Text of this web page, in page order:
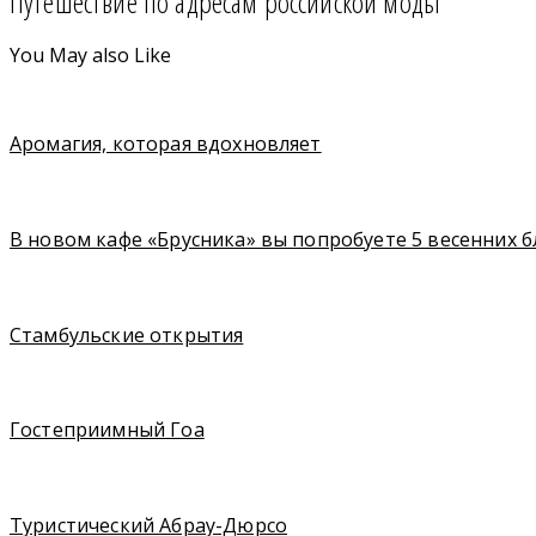
You May also Like
Аромагия, которая вдохновляет
В новом кафе «Брусника» вы попробуете 5 весенних
Стамбульские открытия
Гостеприимный Гоа
Туристический Абрау-Дюрсо